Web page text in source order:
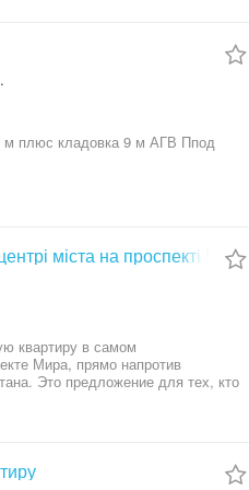
міста на проспекті Миру
квартиру в самом
Мира, прямо напротив
Это предложение для тех, кто
востребованная «золотая
города, не выходя из